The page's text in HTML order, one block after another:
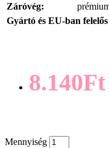
Záróvég:
Gyártó és EU-ban felelős
8.140Ft
Mennyiség